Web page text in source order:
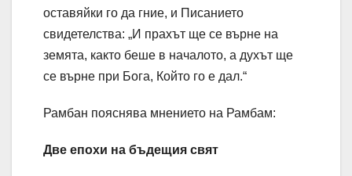
оставяйки го да гние, и Писанието
свидетелства: „И прахът ще се върне на
земята, както беше в началото, а духът ще
се върне при Бога, Който го е дал.“
Рамбан пояснява мнението на Рамбам:
Две епохи на бъдещия свят